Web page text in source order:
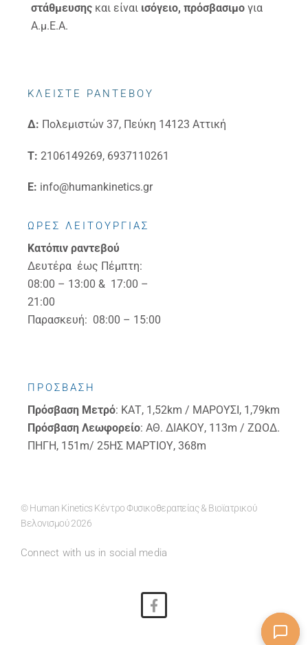
στάθμευσης και είναι ισόγειο, πρόσβασιμο για
Α.μ.Ε.Α.
ΚΛΕΙΣΤΕ ΡΑΝΤΕΒΟΥ
Δ: Πολεμιστών 37, Πεύκη 14123 Αττική
Τ: 2106149269, 6937110261
E: info@humankinetics.gr
ΩΡΕΣ ΛΕΙΤΟΥΡΓΙΑΣ
Κατόπιν ραντεβού
Δευτέρα έως Πέμπτη:
08:00 – 13:00 & 17:00 –
21:00
Παρασκευή: 08:00 – 15:00
ΠΡΟΣΒΑΣΗ
Πρόσβαση Μετρό: ΚΑΤ, 1,52km / ΜΑΡΟΥΣΙ, 1,79km
Πρόσβαση Λεωφορείο: ΑΘ. ΔΙΑΚΟΥ, 113m / ΖΩΟΔ.
ΠΗΓΗ, 151m/ 25ΗΣ ΜΑΡΤΙΟΥ, 368m
© Human Kinetics Κέντρο Φυσικοθεραπείας & Βιοϊατρικού
Βελονισμού 2026
Connect with us in social media